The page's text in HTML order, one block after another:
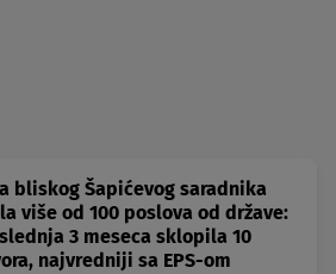
bliskog Šapićevog saradnika
više od 100 poslova od države:
3 meseca sklopila 10
najvredniji sa EPS-om